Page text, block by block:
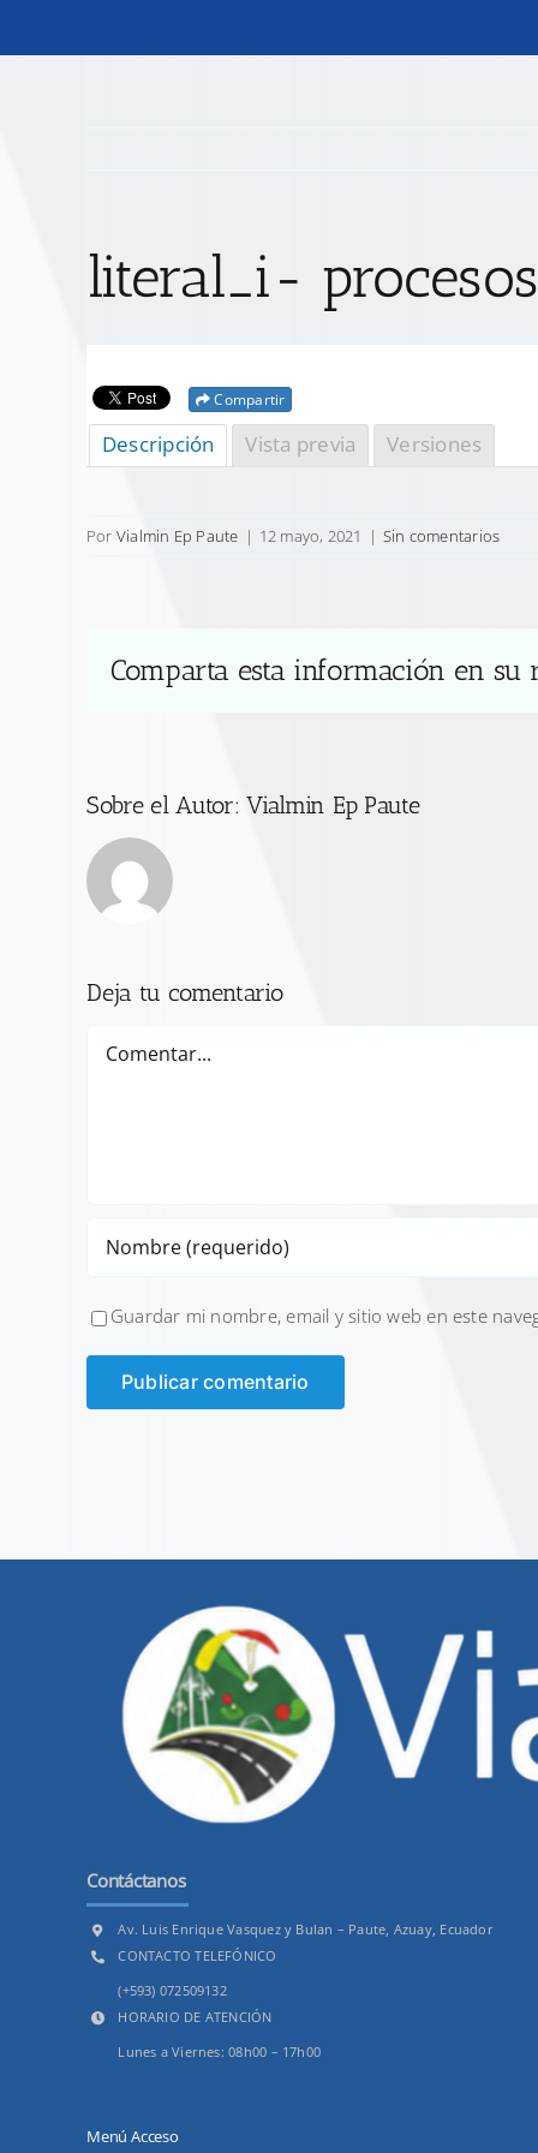
literal_i-
Compartir
Descripción Vista previa Versiones
Por Vialmin Ep Paute | 12 mayo, 2021 | Sin comentarios
Comparta esta información en su
Sobre el Autor:Vialmin Ep Paute
Deja tu comentario
Guardar mi nombre, email y sitio web en este
Contáctanos
Av. Luis Enrique Vasquez y Bulan – Paute, Azuay, Ecuador
CONTACTO TELEFÓNICO
(+593) 072509132
HORARIO DE ATENCIÓN
Lunes a Viernes: 08h00 – 17h00
Menú Acceso